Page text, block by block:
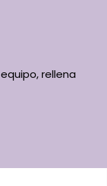
rellena